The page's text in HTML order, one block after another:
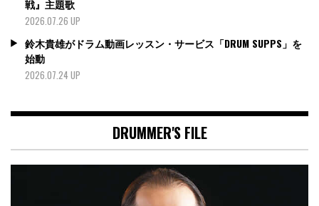
戦』主題歌
2026.07.26 UP
鈴木貴雄がドラム動画レッスン・サービス「DRUM SUPPS」を
始動
2026.07.24 UP
DRUMMER'S FILE